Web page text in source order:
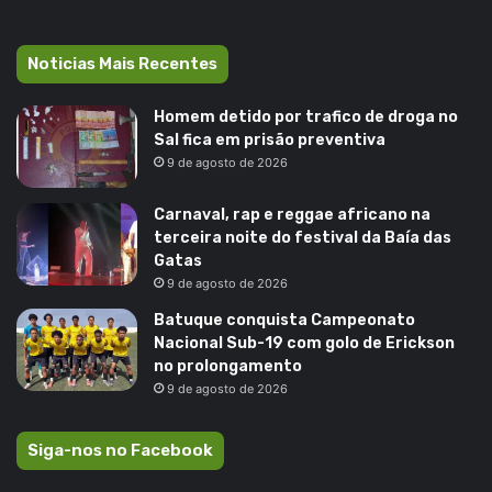
Noticias Mais Recentes
Homem detido por trafico de droga no
Sal fica em prisão preventiva
9 de agosto de 2026
Carnaval, rap e reggae africano na
terceira noite do festival da Baía das
Gatas
9 de agosto de 2026
Batuque conquista Campeonato
Nacional Sub-19 com golo de Erickson
no prolongamento
9 de agosto de 2026
Siga-nos no Facebook